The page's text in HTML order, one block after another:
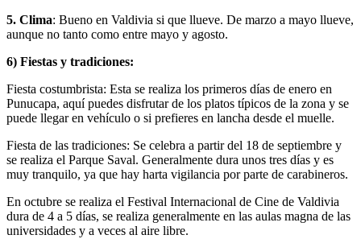
5. Clima: Bueno en Valdivia si que llueve. De marzo a mayo llueve,
aunque no tanto como entre mayo y agosto.
6) Fiestas y tradiciones:
Fiesta costumbrista: Esta se realiza los primeros días de enero en
Punucapa, aquí puedes disfrutar de los platos típicos de la zona y se
puede llegar en vehículo o si prefieres en lancha desde el muelle.
Fiesta de las tradiciones: Se celebra a partir del 18 de septiembre y
se realiza el Parque Saval. Generalmente dura unos tres días y es
muy tranquilo, ya que hay harta vigilancia por parte de carabineros.
En octubre se realiza el Festival Internacional de Cine de Valdivia
dura de 4 a 5 días, se realiza generalmente en las aulas magna de las
universidades y a veces al aire libre.